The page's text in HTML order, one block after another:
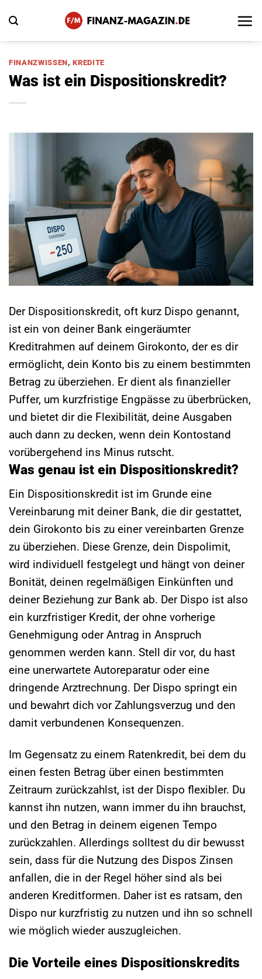
Inhalt
springen
FINANZWISSEN,KREDITE
Was ist ein Dispositionskredit?
Der Dispositionskredit, oft kurz Dispo genannt,
ist ein von deiner Bank eingeräumter
Kreditrahmen auf deinem Girokonto, der es dir
ermöglicht, dein Konto bis zu einem bestimmten
Betrag zu überziehen. Er dient als finanzieller
Puffer, um kurzfristige Engpässe zu überbrücken,
und bietet dir die Flexibilität, deine Ausgaben
auch dann zu decken, wenn dein Kontostand
vorübergehend ins Minus rutscht.
Was genau ist ein Dispositionskredit?
Ein Dispositionskredit ist im Grunde eine
Vereinbarung mit deiner Bank, die dir gestattet,
dein Girokonto bis zu einer vereinbarten Grenze
zu überziehen. Diese Grenze, dein Dispolimit,
wird individuell festgelegt und hängt von deiner
Bonität, deinen regelmäßigen Einkünften und
deiner Beziehung zur Bank ab. Der Dispo ist also
ein kurzfristiger Kredit, der ohne vorherige
Genehmigung oder Antrag in Anspruch
genommen werden kann. Stell dir vor, du hast
eine unerwartete Autoreparatur oder eine
dringende Arztrechnung. Der Dispo springt ein
und bewahrt dich vor Zahlungsverzug und den
damit verbundenen Konsequenzen.
Im Gegensatz zu einem Ratenkredit, bei dem du
einen festen Betrag über einen bestimmten
Zeitraum zurückzahlst, ist der Dispo flexibler. Du
kannst ihn nutzen, wann immer du ihn brauchst,
und den Betrag in deinem eigenen Tempo
zurückzahlen. Allerdings solltest du dir bewusst
sein, dass für die Nutzung des Dispos Zinsen
anfallen, die in der Regel höher sind als bei
anderen Kreditformen. Daher ist es ratsam, den
Dispo nur kurzfristig zu nutzen und ihn so schnell
wie möglich wieder auszugleichen.
Die Vorteile eines Dispositionskredits